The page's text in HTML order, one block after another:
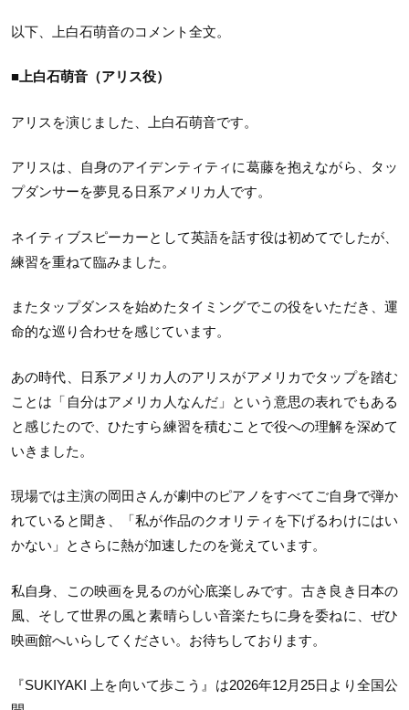
以下、上白石萌音のコメント全文。
■上白石萌音（アリス役）
アリスを演じました、上白石萌音です。
アリスは、自身のアイデンティティに葛藤を抱えながら、タッ
プダンサーを夢見る日系アメリカ人です。
ネイティブスピーカーとして英語を話す役は初めてでしたが、
練習を重ねて臨みました。
またタップダンスを始めたタイミングでこの役をいただき、運
命的な巡り合わせを感じています。
あの時代、日系アメリカ人のアリスがアメリカでタップを踏む
ことは「自分はアメリカ人なんだ」という意思の表れでもある
と感じたので、ひたすら練習を積むことで役への理解を深めて
いきました。
現場では主演の岡田さんが劇中のピアノをすべてご自身で弾か
れていると聞き、「私が作品のクオリティを下げるわけにはい
かない」とさらに熱が加速したのを覚えています。
私自身、この映画を見るのが心底楽しみです。古き良き日本の
風、そして世界の風と素晴らしい音楽たちに身を委ねに、ぜひ
映画館へいらしてください。お待ちしております。
『SUKIYAKI 上を向いて歩こう』は2026年12月25日より全国公